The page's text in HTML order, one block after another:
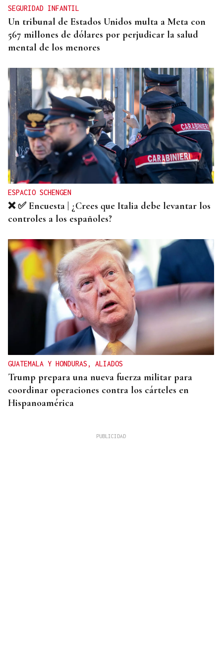
SEGURIDAD INFANTIL
Un tribunal de Estados Unidos multa a Meta con
567 millones de dólares por perjudicar la salud
mental de los menores
ESPACIO SCHENGEN
❌ ✅ Encuesta | ¿Crees que Italia debe levantar los
controles a los españoles?
GUATEMALA Y HONDURAS, ALIADOS
Trump prepara una nueva fuerza militar para
coordinar operaciones contra los cárteles en
Hispanoamérica